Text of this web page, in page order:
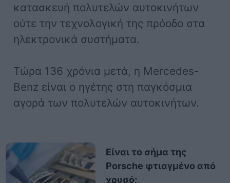
κατασκευή πολυτελών αυτοκινήτων
ούτε την τεχνολογική της πρόοδο στα
ηλεκτρονικά συστήματα.
Τώρα 136 χρόνια μετά, η Mercedes-
Benz είναι ο ηγέτης στη παγκόσμια
αγορά των πολυτελών αυτοκινήτων.
Είναι το σήμα της
Porsche φτιαγμένο από
χρυσό;